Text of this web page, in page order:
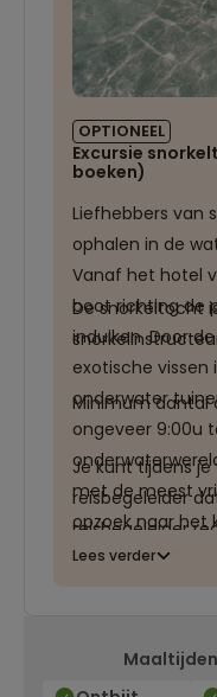
OPTIONEEL
Excursie
boeken)
Liefhebbers van
ophalen in de
Vanaf het hotel
boot richting de
induiken. Door
exotische
onderwater
ongeveer 9:00u
met de meest
opzoek naar het
De snorkeltocht
Minimum aantal
Je kunt tijdens
reisbegeleider
reisbegeleider
jullie.
Lees verder